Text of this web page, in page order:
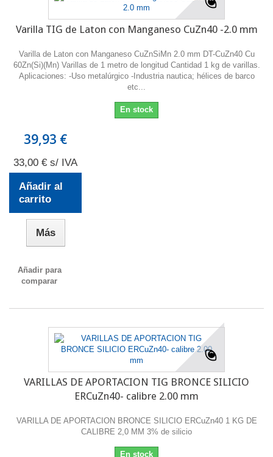
Varilla TIG de Laton con Manganeso CuZn40 -2.0 mm
Varilla de Laton con Manganeso CuZnSiMn 2.0 mm DT-CuZn40 Cu
60Zn(Si)(Mn) Varillas de 1 metro de longitud Cantidad 1 kg de varillas.
Aplicaciones: -Uso metalúrgico -Industria nautica; hélices de barco
etc...
En stock
39,93 €
33,00 € s/ IVA
Añadir al
carrito
Más
Añadir para
comparar
VARILLAS DE APORTACION TIG BRONCE SILICIO
ERCuZn40- calibre 2.00 mm
VARILLA DE APORTACION BRONCE SILICIO ERCuZn40 1 KG DE
CALIBRE 2,0 MM 3% de silicio
En stock